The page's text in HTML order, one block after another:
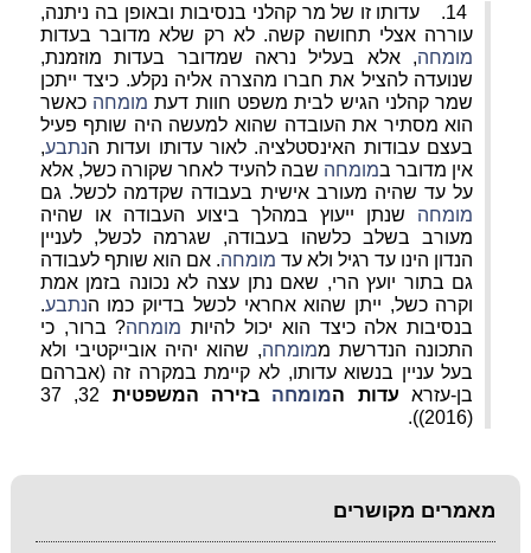
14.
עדותו זו של מר קהלני בנסיבות ובאופן בה ניתנה,
עוררה אצלי תחושה קשה. לא רק שלא מדובר בעדות
מומחה, אלא בעליל נראה שמדובר בעדות מוזמנת,
שנועדה להציל את חברו מהצרה אליה נקלע. כיצד ייתכן
שמר קהלני הגיש לבית משפט חוות דעת מומחה כאשר
הוא מסתיר את העובדה שהוא למעשה היה שותף פעיל
בעצם עבודות האינסטלציה. לאור עדותו ועדות הנתבע,
אין מדובר במומחה שבה להעיד לאחר שקורה כשל, אלא
על עד שהיה מעורב אישית בעבודה שקדמה לכשל. גם
מומחה שנתן ייעוץ במהלך ביצוע העבודה או שהיה
מעורב בשלב כלשהו בעבודה, שגרמה לכשל, לעניין
הנדון הינו עד רגיל ולא עד מומחה. אם הוא שותף לעבודה
גם בתור יועץ הרי, שאם נתן עצה לא נכונה בזמן אמת
וקרה כשל, ייתן שהוא אחראי לכשל בדיוק כמו הנתבע.
בנסיבות אלה כיצד הוא יכול להיות מומחה? ברור, כי
התכונה הנדרשת ממומחה, שהוא יהיה אובייקטיבי ולא
בעל עניין בנשוא עדותו, לא קיימת במקרה זה (אברהם
בן-עזרא עדות המומחה בזירה המשפטית
32, 37
(2016)).
מאמרים מקושרים